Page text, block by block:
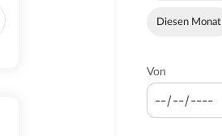
Diesen Monat
Von